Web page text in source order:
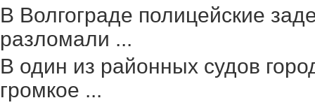
В Волгограде полицейские
разломали ...
В один из районных судов
громкое ...